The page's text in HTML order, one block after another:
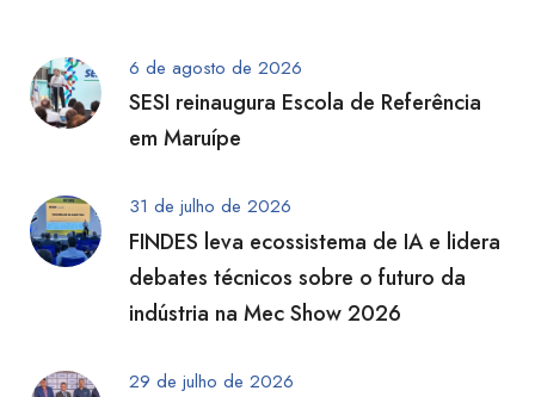
6 de agosto de 2026
SESI reinaugura Escola de Referência
em Maruípe
31 de julho de 2026
FINDES leva ecossistema de IA e lidera
debates técnicos sobre o futuro da
indústria na Mec Show 2026
29 de julho de 2026